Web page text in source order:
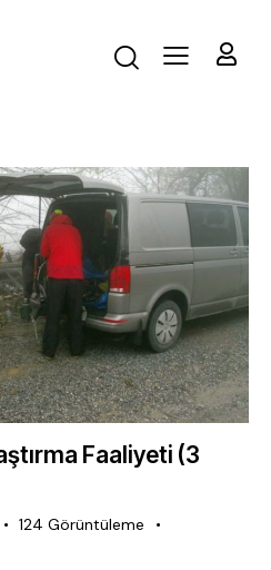
Faaliyeti (3
124 Görüntüleme